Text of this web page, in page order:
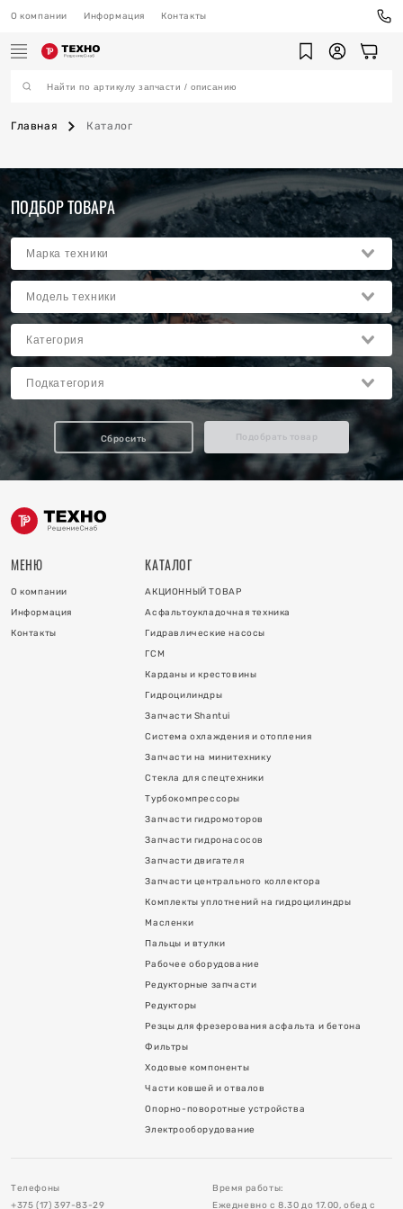
О компании Информация Контакты
Главная Каталог
ПОДБОР ТОВАРА
Сбросить Подобрать товар
МЕНЮ
О компании
Информация
Контакты
КАТАЛОГ
АКЦИОННЫЙ ТОВАР
Асфальтоукладочная техника
Гидравлические насосы
ГСМ
Карданы и крестовины
Гидроцилиндры
Запчасти Shantui
Система охлаждения и отопления
Запчасти на минитехнику
Стекла для спецтехники
Турбокомпрессоры
Запчасти гидромоторов
Запчасти гидронасосов
Запчасти двигателя
Запчасти центрального коллектора
Комплекты уплотнений на гидроцилиндры
Масленки
Пальцы и втулки
Рабочее оборудование
Редукторные запчасти
Редукторы
Резцы для фрезерования асфальта и бетона
Фильтры
Ходовые компоненты
Части ковшей и отвалов
Опорно-поворотные устройства
Электрооборудование
Телефоны
+375 (17) 397-83-29
Время работы:
Ежедневно с 8.30 до 17.00, обед с